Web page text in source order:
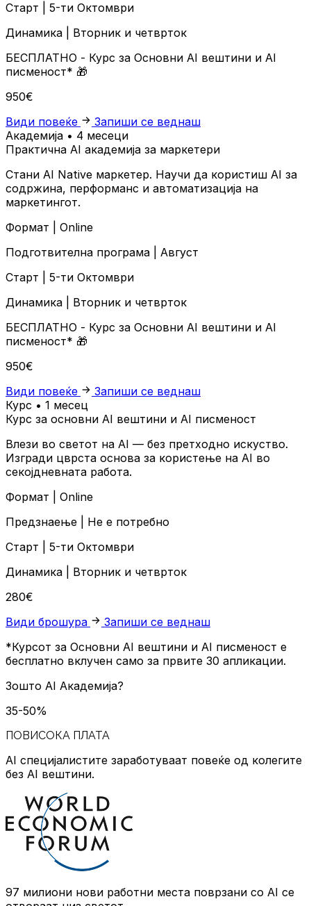
Старт | 5-ти Октомври
Динамика | Вторник и четврток
БЕСПЛАТНО - Курс за Основни AI вештини и AI
писменост* 🎁
950€
Види повеќе
Запиши се веднаш
Академија • 4 месеци
Практична AI академија за маркетери
Стани AI Native маркетер. Научи да користиш AI за
содржина, перформанс и автоматизација на
маркетингот.
Формат | Online
Подготвителна програма | Август
Старт | 5-ти Октомври
Динамика | Вторник и четврток
БЕСПЛАТНО - Курс за Основни AI вештини и AI
писменост* 🎁
950€
Види повеќе
Запиши се веднаш
Курс • 1 месец
Курс за основни AI вештини и AI писменост
Влези во светот на AI — без претходно искуство.
Изгради цврста основа за користење на AI во
секојдневната работа.
Формат | Online
Предзнаење | Не е потребно
Старт | 5-ти Октомври
Динамика | Вторник и четврток
280€
Види брошура
Запиши се веднаш
*Курсот за Основни AI вештини и AI писменост е
бесплатно вклучен само за првите 30 апликации.
Зошто AI Академија?
35-50%
ПОВИСОКА ПЛАТА
AI специјалистите заработуваат повеќе од колегите
без AI вештини.
97 милиони нови работни места поврзани со AI се